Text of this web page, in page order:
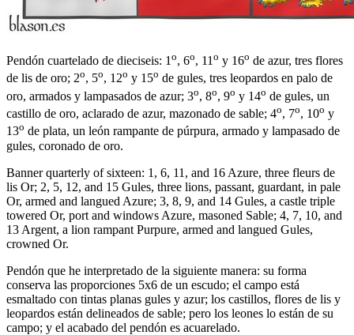
Pendón cuartelado de dieciseis: 1 o, 6o, 11 o y 16o de azur, tres flores
de lis de oro; 2o, 5o, 12o y 15o de gules, tres leopardos en palo de
oro, armados y lampasados de azur; 3o, 8o, 9o y 14o de gules, un
castillo de oro, aclarado de azur, mazonado de sable; 4o, 7o, 10o y
13o de plata, un león rampante de púrpura, armado y lampasado de
gules, coronado de oro.
Banner quarterly of sixteen: 1, 6, 11, and 16 Azure, three fleurs de
lis Or; 2, 5, 12, and 15 Gules, three lions, passant, guardant, in pale
Or, armed and langued Azure; 3, 8, 9, and 14 Gules, a castle triple
towered Or, port and windows Azure, masoned Sable; 4, 7, 10, and
13 Argent, a lion rampant Purpure, armed and langued Gules,
crowned Or.
Pendón que he interpretado de la siguiente manera: su forma
conserva las proporciones 5x6 de un escudo; el campo está
esmaltado con tintas planas gules y azur; los castillos, flores de lis y
leopardos están delineados de sable; pero los leones lo están de su
campo; y el acabado del pendón es acuarelado.